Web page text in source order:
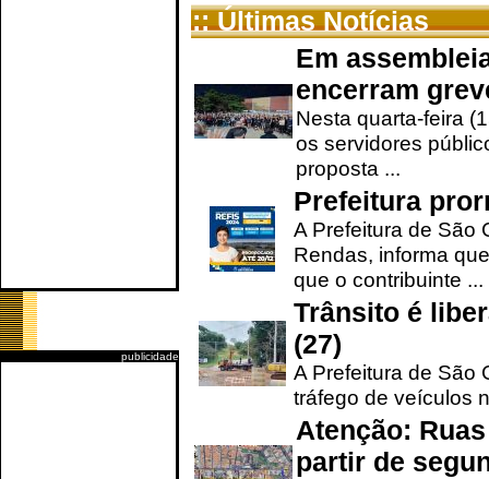
publicidade
:: Últimas Notícias
Em
encerram
Nesta quarta-feira
os servidores
proposta ...
Prefeitura
A Prefeitura de São
Rendas, informa
que o contribuinte ...
Trânsito é
(27)
A Prefeitura de São
tráfego de veículos
Atenção:
partir de